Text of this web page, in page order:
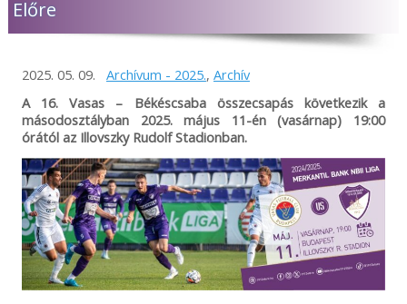
Előre
2025. 05. 09. Archívum - 2025., Archív
A 16. Vasas – Békéscsaba összecsapás következik a
másodosztályban 2025. május 11-én (vasárnap) 19:00
órától az Illovszky Rudolf Stadionban.